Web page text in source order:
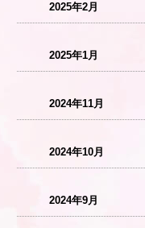
2025年2月
2025年1月
2024年11月
2024年10月
2024年9月